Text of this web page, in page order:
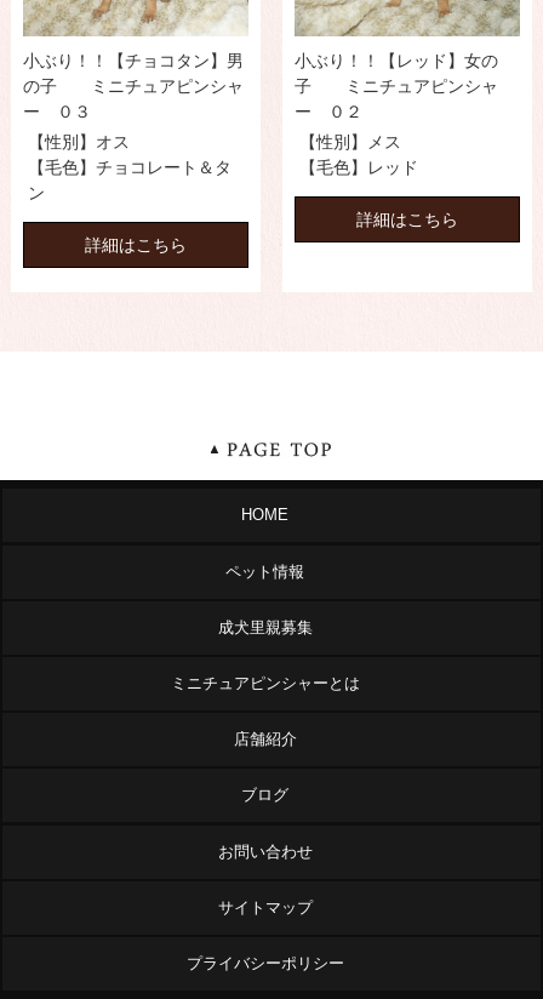
小ぶり！！【チョコタン】男
の子 ミニチュアピンシャ
ー ０３
【性別】オス
【毛色】チョコレート＆タ
ン
詳細はこちら
小ぶり！！【レッド】女の
子 ミニチュアピンシャ
ー ０２
【性別】メス
【毛色】レッド
詳細はこちら
HOME
ペット情報
成犬里親募集
ミニチュアピンシャーとは
店舗紹介
ブログ
お問い合わせ
サイトマップ
プライバシーポリシー